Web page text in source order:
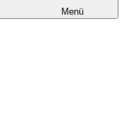
Menü